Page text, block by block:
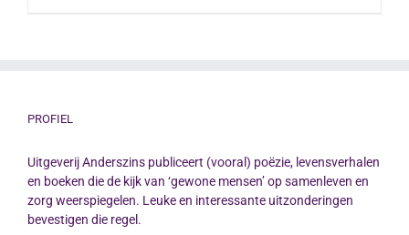
PROFIEL
Uitgeverij Anderszins publiceert (vooral) poëzie, levensverhalen
en boeken die de kijk van ‘gewone mensen’ op samenleven en
zorg weerspiegelen. Leuke en interessante uitzonderingen
bevestigen die regel.